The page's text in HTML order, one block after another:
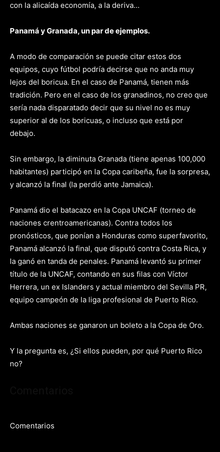
con la alicaída economía, a la deriva…
Panamá y Granada, un par de ejemplos.
A modo de comparación se puede citar estos dos
equipos, cuyo fútbol podría decirse que no anda muy
lejos del boricua. En el caso de Panamá, tienen más
tradición. Pero en el caso de los granadinos, no creo que
sería nada disparatado decir que su nivel no es muy
superior al de los boricuas, o incluso que está por
debajo.
Sin embargo, la diminuta Granada (tiene apenas 100,000
habitantes) participó en la Copa caribeña, fue la sorpresa,
y alcanzó la final (la perdió ante Jamaica).
Panamá dio el batacazo en la Copa UNCAF (torneo de
naciones crentroamericanas). Contra todos los
pronósticos, que ponían a Honduras como superfavorito,
Panamá alcanzó la final, que disputó contra Costa Rica, y
la ganó en tanda de penales. Panamá levantó su primer
título de la UNCAF, contando en sus filas con Víctor
Herrera, un ex Islanders y actual miembro del Sevilla PR,
equipo campeón de la liga profesional de Puerto Rico.
Ambas naciones se ganaron un boleto a la Copa de Oro.
Y la pregunta es, ¿Si ellos pueden, por qué Puerto Rico
no?
Comentarios